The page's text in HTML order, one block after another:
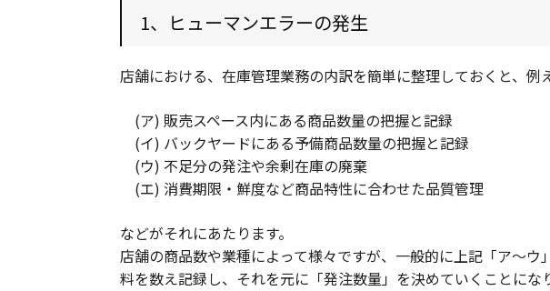
1、ヒューマンエラーの発生
店舗における、在庫管理業務の内訳を簡単に整理しておくと、例
(ア) 販売スペース内にある商品数量の把握と記録
(イ) バックヤードにある予備商品数量の把握と記録
(ウ) 不足分の発注や余剰在庫の廃棄
(エ) 消費期限・鮮度など商品特性に合わせた品質管理
などがそれにあたります。
店舗の商品数や業種によって様々ですが、一般的に上記「ア～
料を数え記録し、それを元に「発注数量」を決めていくことにな